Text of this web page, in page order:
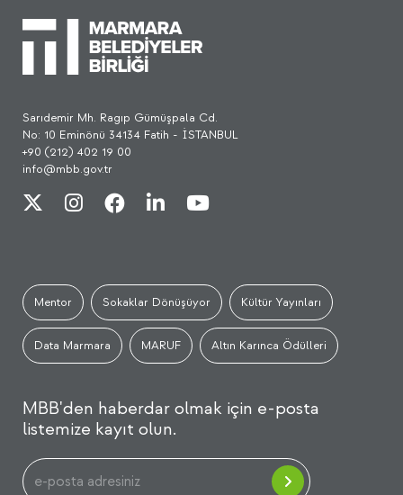
Sarıdemir Mh. Ragıp Gümüşpala Cd.
No: 10 Eminönü 34134 Fatih - İSTANBUL
+90 (212) 402 19 00
info@mbb.gov.tr
Mentor Sokaklar Dönüşüyor Kültür Yayınları
Data Marmara MARUF Altın Karınca Ödülleri
MBB'den haberdar olmak için e-posta
listemize kayıt olun.